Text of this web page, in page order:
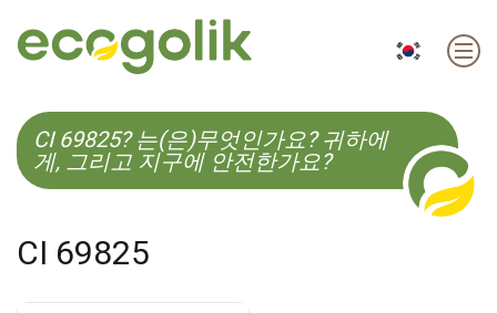
EN ES CS KO
CI 69825? 는(은)무엇인가요? 귀하에
게, 그리고 지구에 안전한가요?
CI 69825